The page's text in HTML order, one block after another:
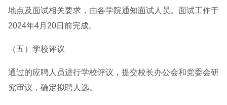
地点及面试相关要求，由各学院通知面试人员。面试工作于
2024年4月20日前完成。
（五）学校评议
通过的应聘人员进行学校评议，提交校长办公会和党委会研
究审议，确定拟聘人选。